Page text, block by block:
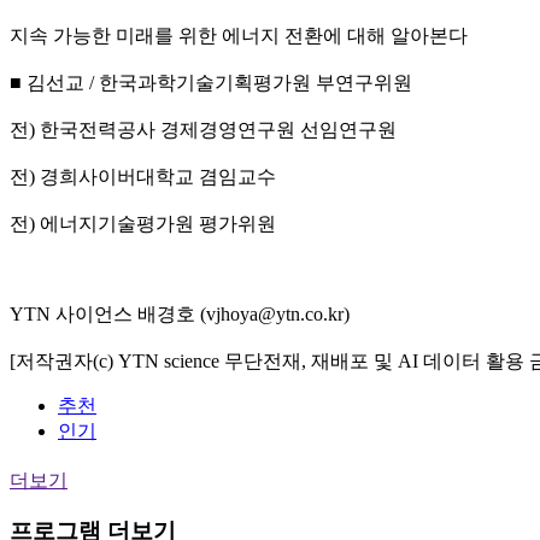
지속 가능한 미래를 위한 에너지 전환에 대해 알아본다
■ 김선교 / 한국과학기술기획평가원 부연구위원
전) 한국전력공사 경제경영연구원 선임연구원
전) 경희사이버대학교 겸임교수
전) 에너지기술평가원 평가위원
YTN 사이언스 배경호 (vjhoya@ytn.co.kr)
[저작권자(c) YTN science 무단전재, 재배포 및 AI 데이터 활용
추천
인기
더보기
프로그램 더보기